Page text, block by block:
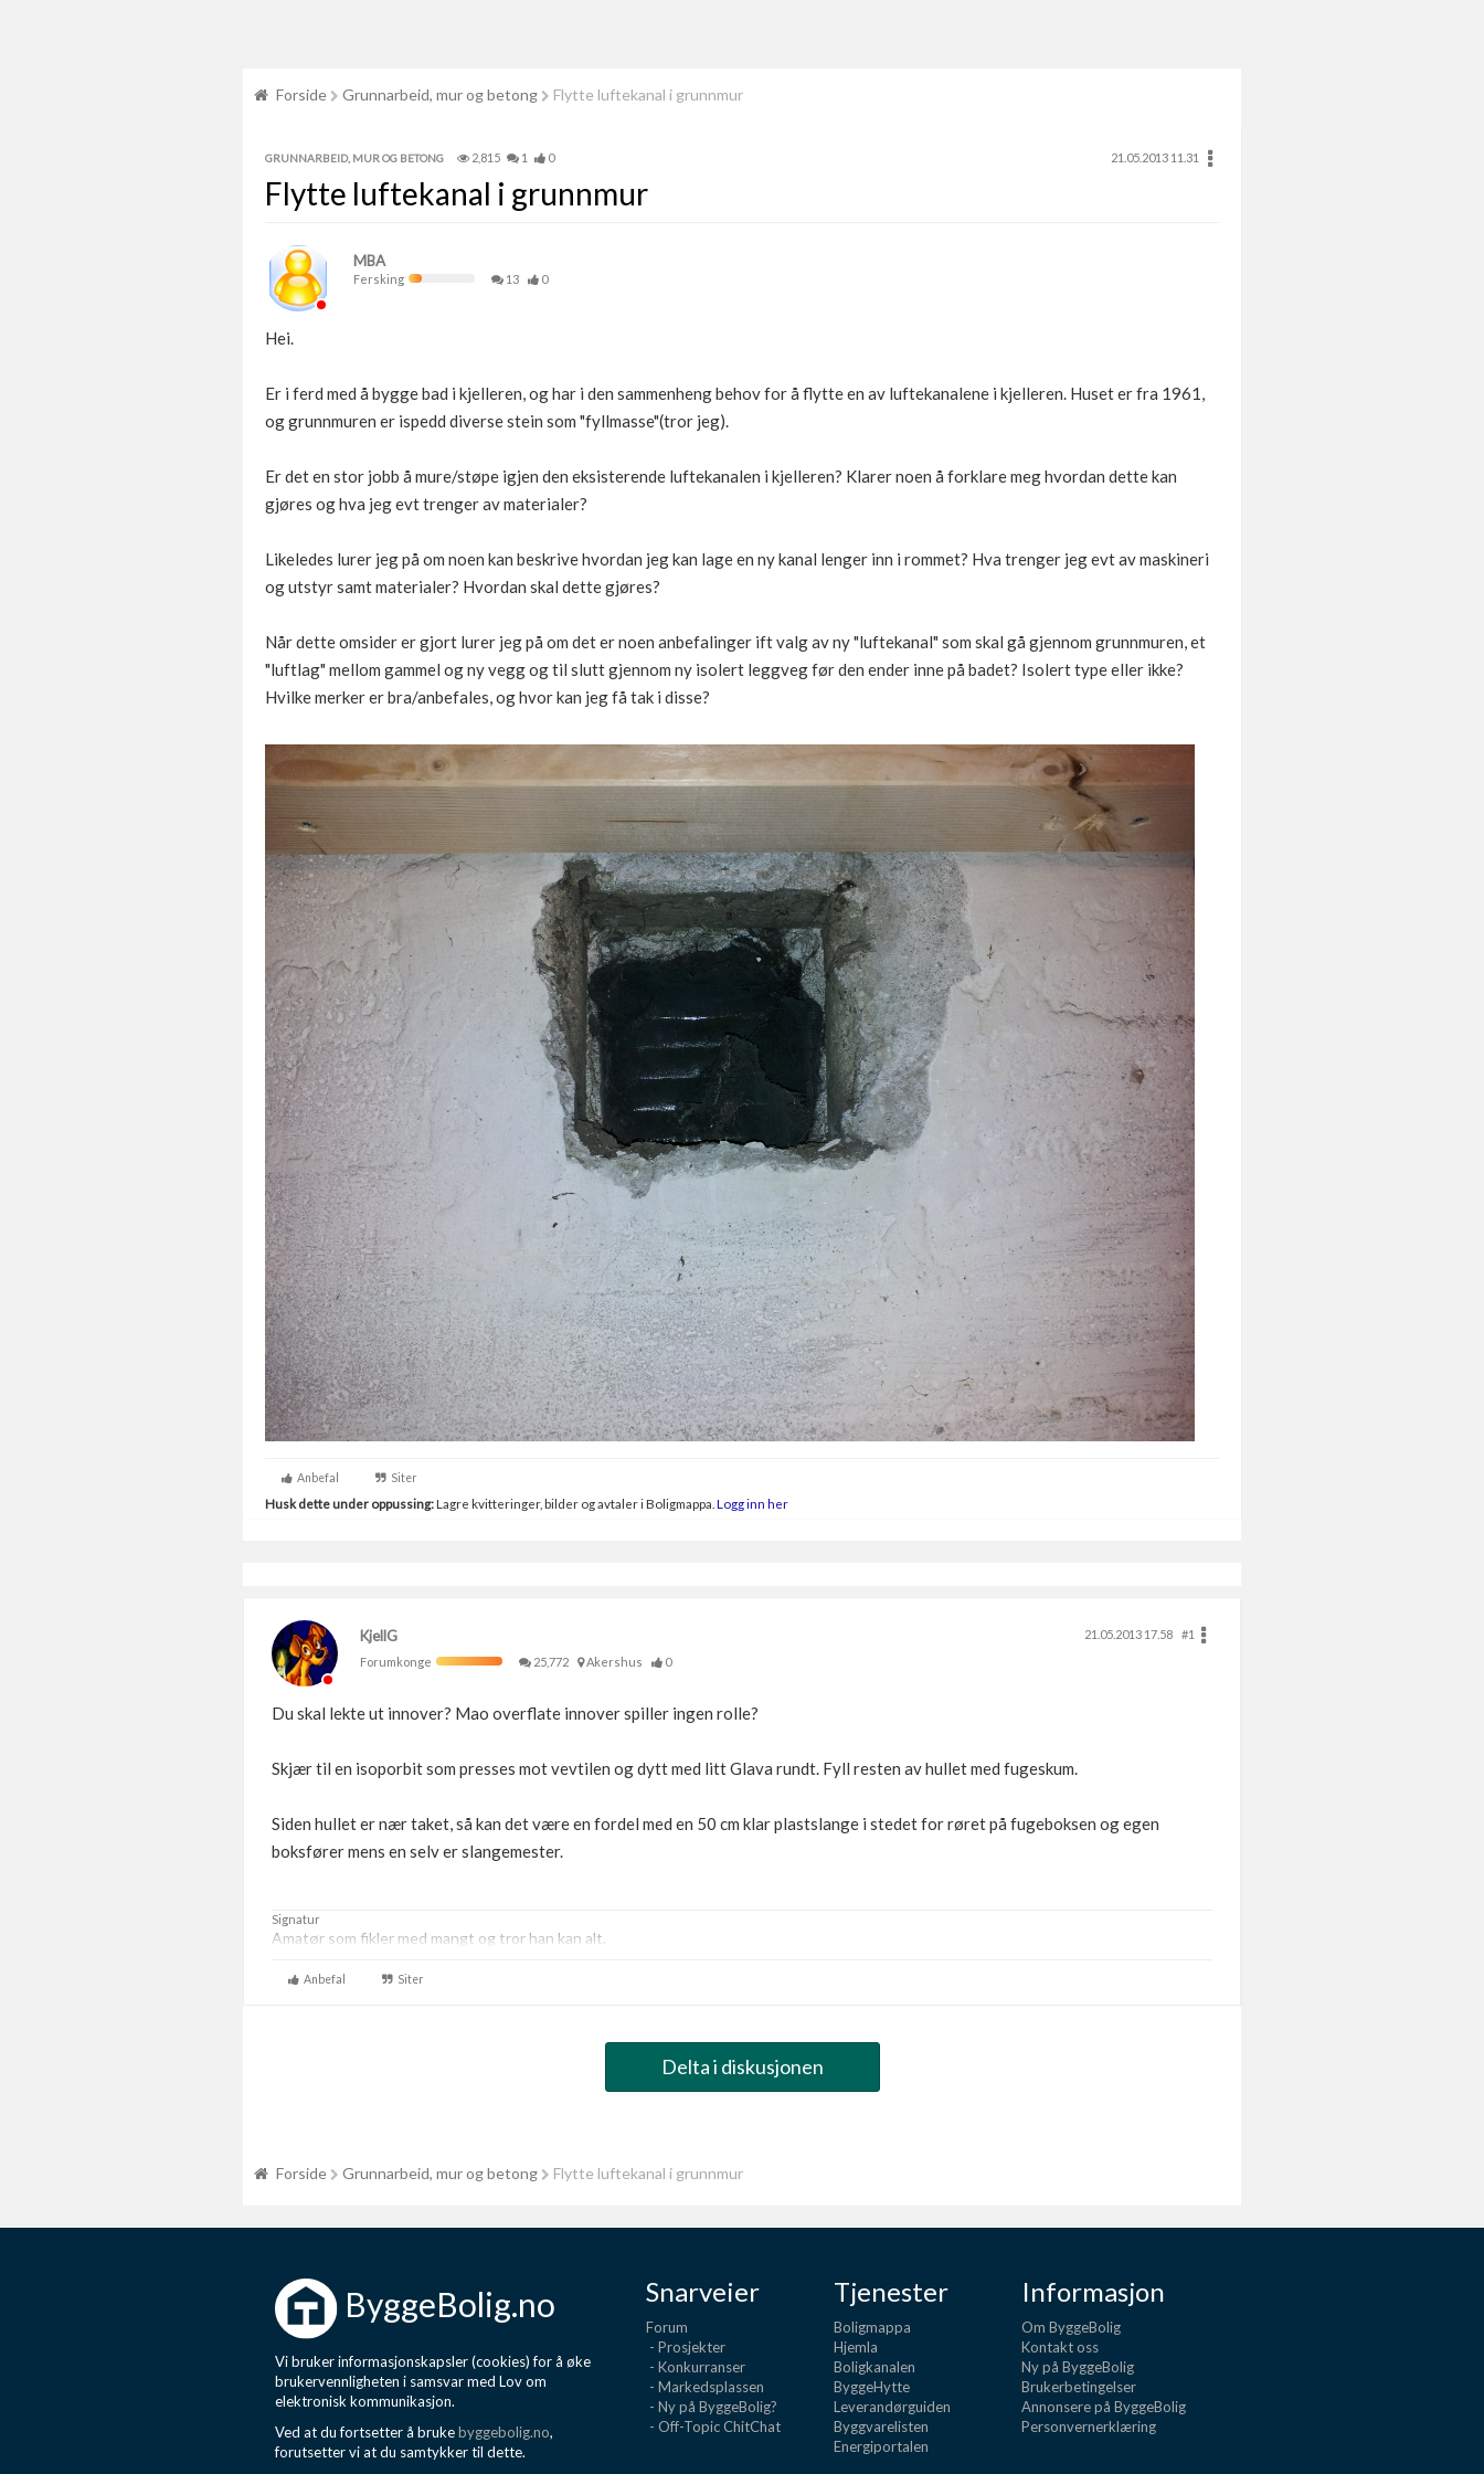
Forside Grunnarbeid, mur og betong Flytte luftekanal i grunnmur
GRUNNARBEID, MUR OG BETONG 2,815 1 0 21.05.2013 11.31
Flytte luftekanal i grunnmur
MBA
Fersking 13 0
Hei.
Er i ferd med å bygge bad i kjelleren, og har i den sammenheng behov for å flytte en av luftekanalene i kjelleren. Huset er fra 1961,
og grunnmuren er ispedd diverse stein som "fyllmasse"(tror jeg).
Er det en stor jobb å mure/støpe igjen den eksisterende luftekanalen i kjelleren? Klarer noen å forklare meg hvordan dette kan
gjøres og hva jeg evt trenger av materialer?
Likeledes lurer jeg på om noen kan beskrive hvordan jeg kan lage en ny kanal lenger inn i rommet? Hva trenger jeg evt av maskineri
og utstyr samt materialer? Hvordan skal dette gjøres?
Når dette omsider er gjort lurer jeg på om det er noen anbefalinger ift valg av ny "luftekanal" som skal gå gjennom grunnmuren, et
"luftlag" mellom gammel og ny vegg og til slutt gjennom ny isolert leggveg før den ender inne på badet? Isolert type eller ikke?
Hvilke merker er bra/anbefales, og hvor kan jeg få tak i disse?
Anbefal Siter
Husk dette under oppussing:Lagre kvitteringer, bilder og avtaler i Boligmappa. Logg inn her
KjellG 21.05.2013 17.58
#1
Forumkonge
25,772 Akershus 0
Du skal lekte ut innover? Mao overflate innover spiller ingen rolle?
Skjær til en isoporbit som presses mot vevtilen og dytt med litt Glava rundt. Fyll resten av hullet med fugeskum.
Siden hullet er nær taket, så kan det være en fordel med en 50 cm klar plastslange i stedet for røret på fugeboksen og egen
boksfører mens en selv er slangemester.
Signatur
Amatør som fikler med mangt og tror han kan alt.
Anbefal Siter
Delta i diskusjonen
Forside Grunnarbeid, mur og betong Flytte luftekanal i grunnmur
ByggeBolig.no
Vi bruker informasjonskapsler (cookies) for å øke
brukervennligheten i samsvar med Lov om
elektronisk kommunikasjon.
Ved at du fortsetter å brukebyggebolig.no,
forutsetter vi at du samtykker til dette.
Snarveier
Forum
- Prosjekter
- Konkurranser
- Markedsplassen
- Ny på ByggeBolig?
- Off-Topic ChitChat
Tjenester
Boligmappa
Hjemla
Boligkanalen
ByggeHytte
Leverandørguiden
Byggvarelisten
Energiportalen
Informasjon
Om ByggeBolig
Kontakt oss
Ny på ByggeBolig
Brukerbetingelser
Annonsere på ByggeBolig
Personvernerklæring